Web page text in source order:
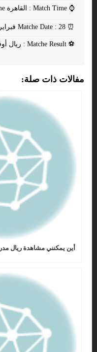
⌚
⏰
⚽
مفالات ذات صلة:
أين يمكنني مشاهدة ريال